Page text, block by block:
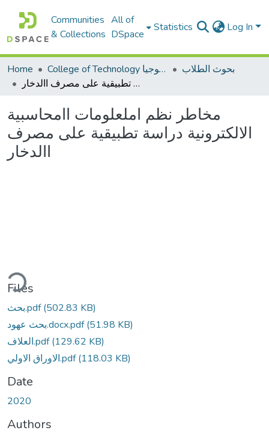
Communities
& Collections
All of
DSpace
Statistics Log In
Home College of Technology كلية التكنولوجيا
بحوث الطلاب
مخاطر نظم املعلومات اامحاسبية الالكترونية دراسة تطبيقية على مصرف االدخار
مخاطر نظم املعلومات اامحاسبية
الالكترونية دراسة تطبيقية على مصرف
االدخار
Files
بحث.pdf(502.83 KB)
بحث عهود.docx.pdf(51.98 KB)
العلاف.pdf(129.62 KB)
الاوراق الاولي.pdf(118.03 KB)
Date
2020
Authors